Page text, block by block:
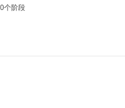
个阶段